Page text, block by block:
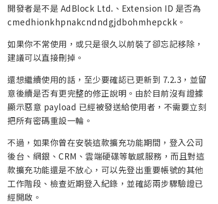
開發者是不是 AdBlock Ltd.、Extension ID 是否為
cmedhionkhpnakcndndgjdbohmhepckk。
如果你不常使用，或只是很久以前裝了卻忘記移除，
建議可以直接刪掉。
還想繼續使用的話，至少要確認已更新到 7.2.3，並留
意後續是否有更完整的修正說明。由於目前沒有證據
顯示惡意 payload 已經被發送給使用者，不需要立刻
把所有密碼重設一輪。
不過，如果你曾在安裝這款擴充功能期間，登入公司
後台、網銀、CRM、雲端硬碟等敏感服務，而且對這
款擴充功能還是不放心，可以先登出重要帳號的其他
工作階段、檢查近期登入紀錄，並確認兩步驟驗證已
經開啟。